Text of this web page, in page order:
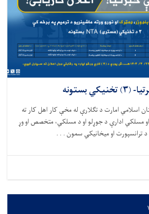
بستونه
اسلامي امارت د تگلارې له مخې کار اهل کار ته
مسلکي ادارې د جوړلو او د مسلکي، متخصص او وړ
ترانسپورت او ميخانيکي سمون . . .